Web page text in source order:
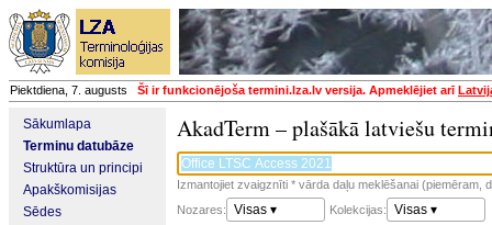
Piektdiena, 7. augusts Šī ir funkcionējoša termini.lza.lv versija. Apmeklējiet arī
Sākumlapa
Terminu datubāze
Struktūra un principi
Apakškomisijas
Sēdes
AkadTerm – plašākā latviešu
Izmantojiet zvaigznīti * vārda daļu meklēšanai (piemēram,
Nozares:
Visas ▾ Kolekcijas: Visas ▾